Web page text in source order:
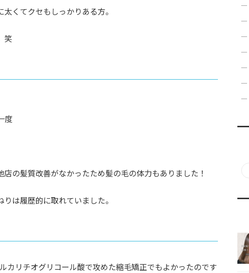
くてクセもしっかりある方。
笑
度
の髪質改善がなかったため髪の毛の体力もありました！
は履歴的に取れていました。
カリチオグリコール酸で攻めた縮毛矯正でもよかったのです